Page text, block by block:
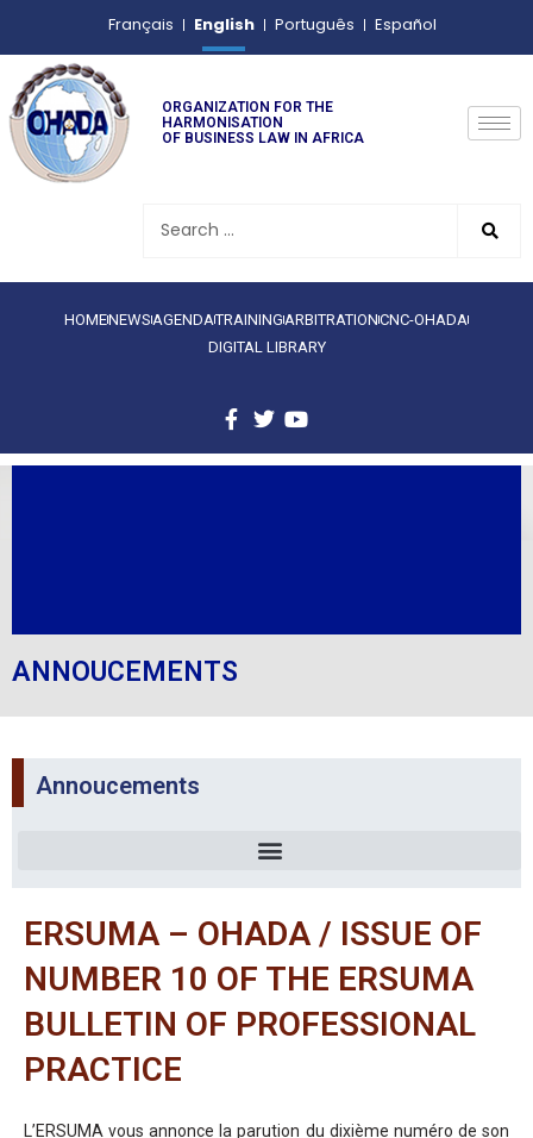
Français English Português Español
ORGANIZATION FOR THE
HARMONISATION
OF BUSINESS LAW IN AFRICA
HOMENEWS AGENDATRAINING ARBITRATIONCNC-OHADA
DIGITAL LIBRARY
ANNOUCEMENTS
Annoucements
ERSUMA – OHADA / ISSUE OF
NUMBER 10 OF THE ERSUMA
BULLETIN OF PROFESSIONAL
PRACTICE
L’ERSUMA vous annonce la parution du dixième numéro de son